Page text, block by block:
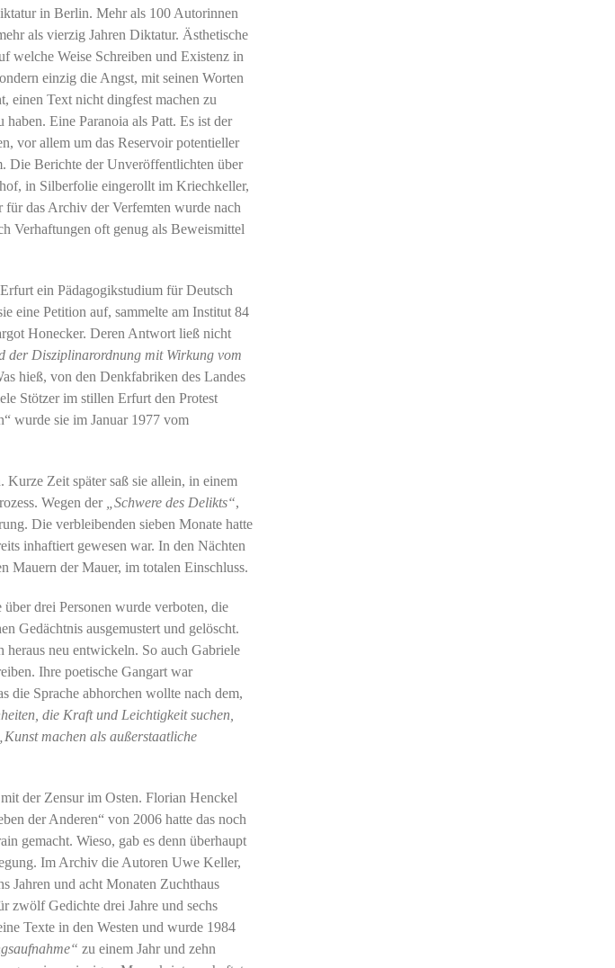
in Berlin. Mehr als 100 Autorinnen
als vierzig Jahren Diktatur. Ästhetische
welche Weise Schreiben und Existenz in
einzig die Angst, mit seinen Worten
einen Text nicht dingfest machen zu
Eine Paranoia als Patt. Es ist der
vor allem um das Reservoir potentieller
Die Berichte der Unveröffentlichten über
in Silberfolie eingerollt im Kriechkeller,
für das Archiv der Verfemten wurde nach
Verhaftungen oft genug als Beweismittel
ein Pädagogikstudium für Deutsch
eine Petition auf, sammelte am Institut 84
Honecker. Deren Antwort ließ nicht
der Disziplinarordnung mit Wirkung vom
hieß, von den Denkfabriken des Landes
Stötzer im stillen Erfurt den Protest
wurde sie im Januar 1977 vom
Zeit später saß sie allein, in einem
Wegen der
„Schwere des Delikts“,
Die verbleibenden sieben Monate hatte
inhaftiert gewesen war. In den Nächten
Mauern der Mauer, im totalen Einschluss.
drei Personen wurde verboten, die
Gedächtnis ausgemustert und gelöscht.
heraus neu entwickeln. So auch Gabriele
Ihre poetische Gangart war
die Sprache abhorchen wollte nach dem,
die Kraft und Leichtigkeit suchen,
„Kunst machen als außerstaatliche
der Zensur im Osten. Florian Henckel
der Anderen“ von 2006 hatte das noch
gemacht. Wieso, gab es denn überhaupt
Im Archiv die Autoren Uwe Keller,
Jahren und acht Monaten Zuchthaus
zwölf Gedichte drei Jahre und sechs
Texte in den Westen und wurde 1984
zu einem Jahr und zehn